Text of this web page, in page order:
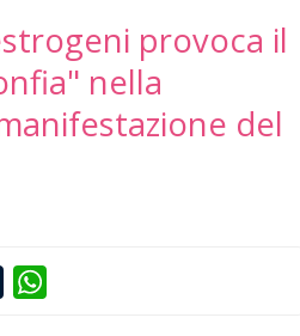
provoca il
nella
del
Tumblr